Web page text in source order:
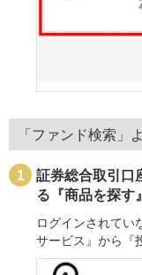
「ファンド検索」
証券総合取引口
る『商品を探す
ログインされてい
サービス』から『